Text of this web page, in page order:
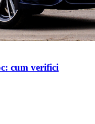
cum verifici